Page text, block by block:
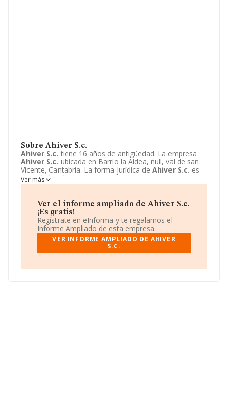
Sobre Ahiver S.c.
Ahiver S.c. tiene 16 años de antigüedad. La empresa
Ahiver S.c. ubicada en Barrio la Aldea, null, val de san
Vicente, Cantabria. La forma jurídica de Ahiver S.c. es
Sociedad civil.
Ver más
Ver el informe ampliado de Ahiver S.c.
¡Es gratis!
Regístrate en eInforma y te regalamos el
Informe Ampliado de esta empresa.
VER INFORME AMPLIADO DE AHIVER
S.C.